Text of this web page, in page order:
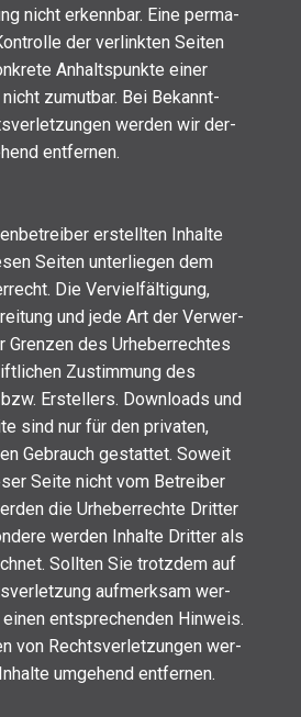
nicht erkenn­bar. Eine per­ma­
der ver­link­ten Sei­ten
Anhalts­punk­te einer
zumut­bar. Bei Bekannt­
wer­den wir der­
ent­fer­nen.
erstell­ten Inhal­te
Sei­ten unter­lie­gen dem
Die Ver­viel­fäl­ti­gung,
und jede Art der Ver­wer­
Gren­zen des Urhe­ber­rech­tes
Zustim­mung des
Erstel­lers. Down­loads und
sind nur für den pri­va­ten,
Gebrauch gestat­tet. Soweit
Sei­te nicht vom Betrei­ber
die Urhe­ber­rech­te Drit­ter
wer­den Inhal­te Drit­ter als
Soll­ten Sie trotz­dem auf
auf­merk­sam wer­
ent­spre­chen­den Hin­weis.
von Rechts­ver­let­zun­gen wer­
umge­hend ent­fer­nen.